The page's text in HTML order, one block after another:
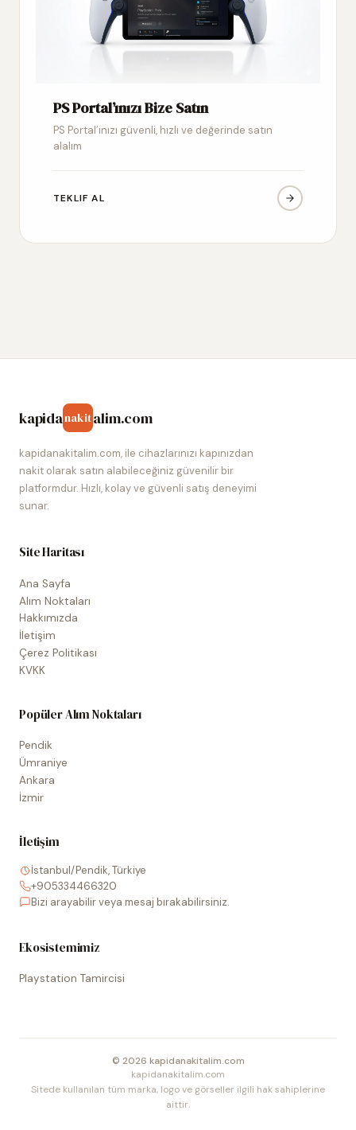
PS Portal’ınızı Bize Satın
PS Portal’ınızı güvenli, hızlı ve değerinde satın
alalım
TEKLIF AL
kapidanakitalim.com
kapidanakitalim.com, ile cihazlarınızı kapınızdan
nakit olarak satın alabileceğiniz güvenilir bir
platformdur. Hızlı, kolay ve güvenli satış deneyimi
sunar.
Site Haritası
Ana Sayfa
Alım Noktaları
Hakkımızda
İletişim
Çerez Politikası
KVKK
Popüler Alım Noktaları
Pendik
Ümraniye
Ankara
İzmir
İletişim
İstanbul/Pendik, Türkiye
+905334466320
Bizi arayabilir veya mesaj bırakabilirsiniz.
Ekosistemimiz
Playstation Tamircisi
© 2026 kapidanakitalim.com
kapidanakitalim.com
Sitede kullanılan tüm marka, logo ve görseller ilgili hak sahiplerine
aittir.